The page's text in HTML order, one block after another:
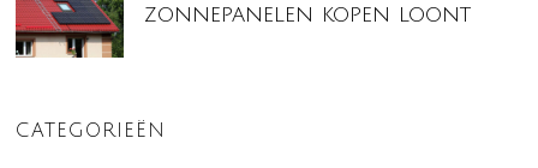
zonnepanelen kopen loont
CATEGORIEËN